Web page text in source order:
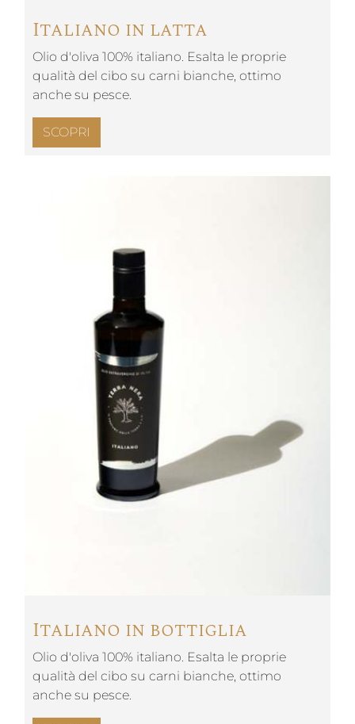
Italiano in latta
Olio d'oliva 100% italiano. Esalta le proprie
qualità del cibo su carni bianche, ottimo
anche su pesce.
SCOPRI
Italiano in bottiglia
Olio d'oliva 100% italiano. Esalta le proprie
qualità del cibo su carni bianche, ottimo
anche su pesce.